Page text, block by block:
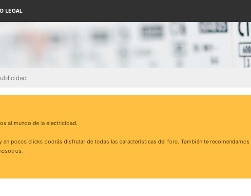
LEGAL
al mundo de la electricidad.
en pocos clicks podrás disfrutar de todas las características del foro. También te